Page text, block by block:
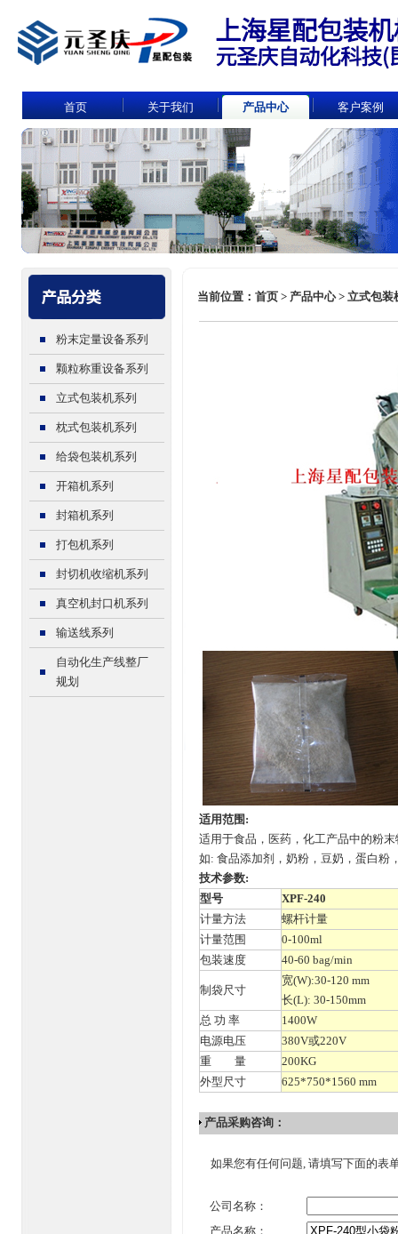
首页 关于我们 产品中心 客户案例
当前位置：首页 > 产品中心 > 立式包
粉末定量设备系列
颗粒称重设备系列
立式包装机系列
枕式包装机系列
给袋包装机系列
开箱机系列
封箱机系列
打包机系列
封切机收缩机系列
真空机封口机系列
输送线系列
自动化生产线整厂
规划
适用范围:
适用于食品，医药，化工产品中的粉
如: 食品添加剂，奶粉，豆奶，蛋白粉
技术参数:
型号
XPF-240
计量方法
螺杆计量
计量范围
0-100ml
包装速度
40-60 bag/min
制袋尺寸
宽(W):30-120 mm
长(L): 30-150mm
总 功 率
1400W
电源电压
380V或220V
重 量
200KG
外型尺寸
625*750*1560 mm
产品采购咨询：
如果您有任何问题, 请填写下面的表
公司名称：
产品名称：